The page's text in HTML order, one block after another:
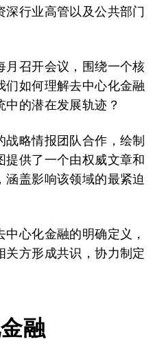
深行业高管以及公共部门
月召开会议，围绕一个核
们如何理解去中心化金融
的潜在发展轨迹？
略情报团队合作，绘制
提供了一个由权威文章和
盖影响该领域的最紧迫
心化金融的明确定义，
关方形成共识，协力制定
融